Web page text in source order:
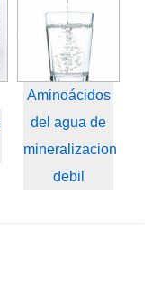
Aminoácidos
del agua de
mineralizacion
debil